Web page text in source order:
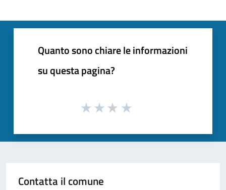
Quanto sono chiare le informazioni
su questa pagina?
Contatta il comune